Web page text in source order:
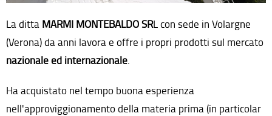
CONTATTI
Recapiti
Richiesta informazioni
La ditta MARMI MONTEBALDO SRL con sede in Volargne
(Verona) da anni lavora e offre i propri prodotti sul mercato
nazionale ed internazionale
Ha acquistato nel tempo buona esperienza
nell'approviggionamento della materia prima (in particolar